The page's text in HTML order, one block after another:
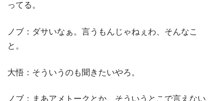
ってる。
ノブ：ダサいなぁ。言うもんじゃねぇわ、そんなこ
と。
大悟：そういうのも聞きたいやろ。
ノブ：まあアメトークとか、そういうとこで言えない